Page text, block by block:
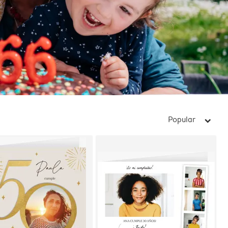
Popular arrow_right